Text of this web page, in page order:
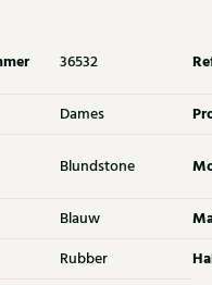
36532
Dames
Blundstone
Blauw
Rubber